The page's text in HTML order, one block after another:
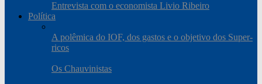
Entrevista com o economista Livio Ribeiro
Política
A polêmica do IOF, dos gastos e o objetivo dos Super-
ricos
Os Chauvinistas